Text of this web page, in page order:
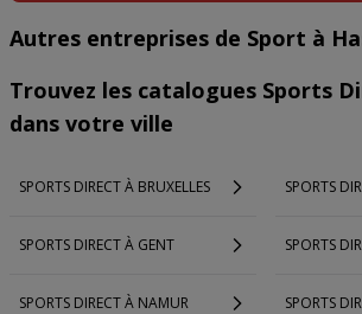
Autres entreprises de Sport à
Trouvez les catalogues Sports
dans votre ville
SPORTS DIRECT À BRUXELLES SPORTS
SPORTS DIRECT À GENT SPORTS
SPORTS DIRECT À NAMUR SPORTS